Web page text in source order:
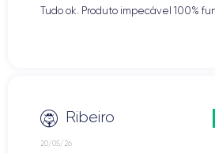
Tudo ok. Produto impecável 100%
Ribeiro
20/05/26